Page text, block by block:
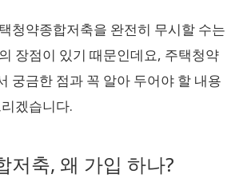
청약종합저축을 완전히 무시할 수는
장점이 있기 때문인데요, 주택청약
궁금한 점과 꼭 알아 두어야 할 내용
겠습니다.
저축, 왜 가입 하나?